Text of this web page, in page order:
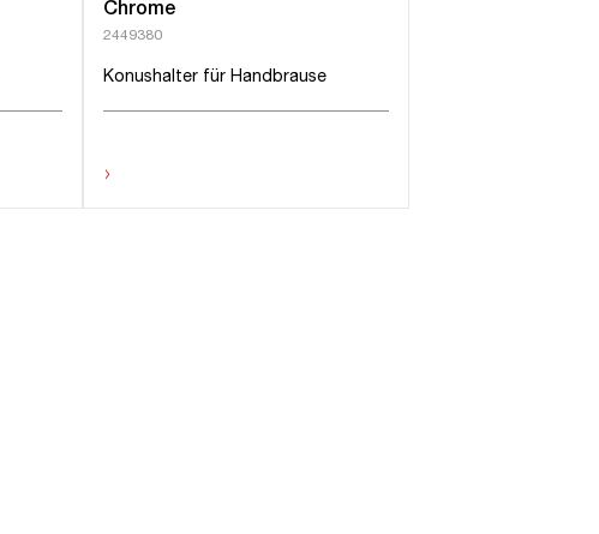
Chrome
2449380
Konushalter für Handbrause
›